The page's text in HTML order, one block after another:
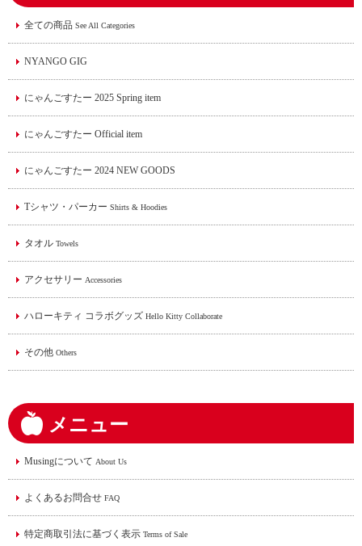
全ての商品 See All Categories
NYANGO GIG
にゃんごすたー 2025 Spring item
にゃんごすたー Official item
にゃんごすたー 2024 NEW GOODS
Tシャツ・パーカー Shirts & Hoodies
タオル Towels
アクセサリー Accessories
ハローキティ コラボグッズ Hello Kitty Collaborate
その他 Others
メニュー
Musingについて About Us
よくあるお問合せ FAQ
特定商取引法に基づく表示 Terms of Sale